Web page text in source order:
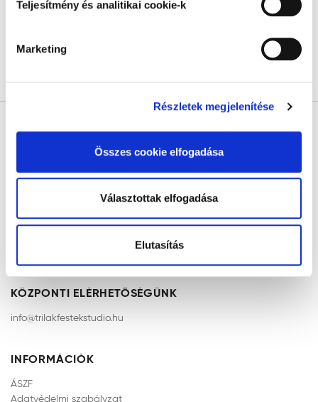
használati preferenciákat tároló, besorolás alatt álló és
a feltétlenül szükséges cookie-k alkalmazását. Az
szükséges cookie-kon kívül az összes cookie
alkalmazását. A "Választottak elfogadása" gombra
alkalmazását. A "Részletek megjelenítése” gombra
kattintással megismerheti és beállíthatja, hogy mely
cookie alkalmazását fogadja el.
Teljesítmény és analitikai cookie-k
Marketing
Részletek megjelenítése
Összes cookie elfogadása
Választottak elfogadása
Elutasítás
FŐOLDALRA KÖVETKEZŐ
KÖZPONTI ELÉRHETŐSÉGÜNK
info@trilakfestekstudio.hu
INFORMÁCIÓK
ÁSZF
Adatvédelmi szabályzat